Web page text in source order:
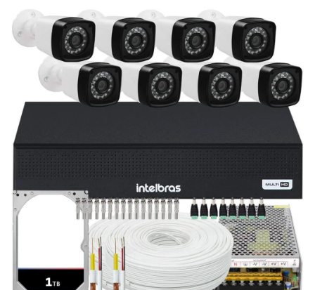
 Ativar tradutor em libras